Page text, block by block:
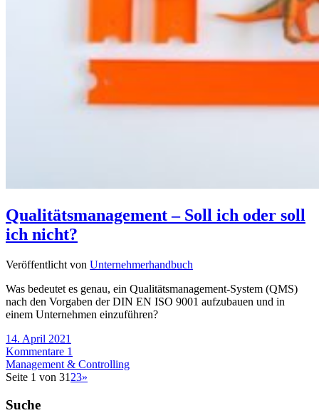
Qualitätsmanagement – Soll ich oder soll
ich nicht?
Veröffentlicht von Unternehmerhandbuch
Was bedeutet es genau, ein Qualitätsmanagement-System (QMS)
nach den Vorgaben der DIN EN ISO 9001 aufzubauen und in
einem Unternehmen einzuführen?
14. April 2021
Kommentare 1
Management & Controlling
Seite 1 von 31 23»
Suche